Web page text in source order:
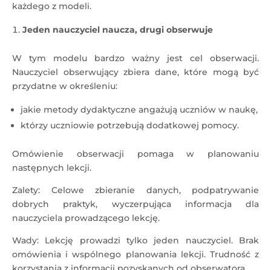
każdego z modeli.
Jeden nauczyciel naucza, drugi obserwuje
W tym modelu bardzo ważny jest cel obserwacji.
Nauczyciel obserwujący zbiera dane, które mogą być
przydatne w określeniu:
jakie metody dydaktyczne angażują uczniów w naukę,
którzy uczniowie potrzebują dodatkowej pomocy.
Omówienie obserwacji pomaga w planowaniu
następnych lekcji.
Zalety: Celowe zbieranie danych, podpatrywanie
dobrych praktyk, wyczerpująca informacja dla
nauczyciela prowadzącego lekcję.
Wady: Lekcję prowadzi tylko jeden nauczyciel. Brak
omówienia i wspólnego planowania lekcji. Trudność z